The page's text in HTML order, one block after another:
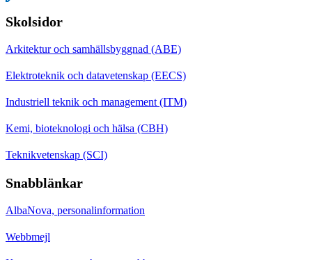
Skolsidor
Arkitektur och samhällsbyggnad (ABE)
Elektroteknik och datavetenskap (EECS)
Industriell teknik och management (ITM)
Kemi, bioteknologi och hälsa (CBH)
Teknikvetenskap (SCI)
Snabblänkar
AlbaNova, personalinformation
Webbmejl